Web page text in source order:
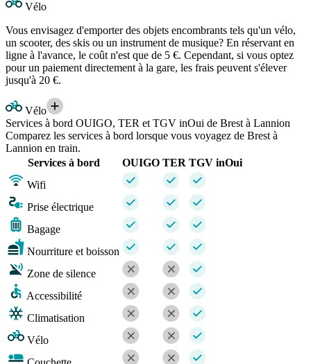
Vélo
Vous envisagez d'emporter des objets encombrants tels qu'un vélo,
un scooter, des skis ou un instrument de musique? En réservant en
ligne à l'avance, le coût n'est que de 5 €. Cependant, si vous optez
pour un paiement directement à la gare, les frais peuvent s'élever
jusqu'à 20 €.
Vélo
Services à bord OUIGO, TER et TGV inOui de Brest à Lannion
Comparez les services à bord lorsque vous voyagez de Brest à
Lannion en train.
Services à bord
OUIGO TER TGV inOui
Wifi
Prise électrique
Bagage
Nourriture et boisson
Zone de silence
Accessibilité
Climatisation
Vélo